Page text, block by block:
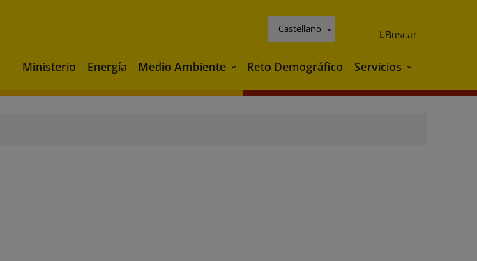
Castellano Buscar
Ministerio Energía Medio Ambiente Medio Ambiente
Reto Demográfico Servicios Servicios